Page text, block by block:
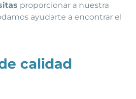
proporcionar a nuestra
ayudarte a encontrar el
calidad